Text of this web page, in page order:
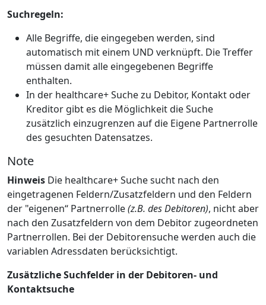
Suchregeln:
Alle Begriffe, die eingegeben werden, sind
automatisch mit einem UND verknüpft. Die Treffer
müssen damit alle eingegebenen Begriffe
enthalten.
In der healthcare+ Suche zu Debitor, Kontakt oder
Kreditor gibt es die Möglichkeit die Suche
zusätzlich einzugrenzen auf die Eigene Partnerrolle
des gesuchten Datensatzes.
Note
Hinweis Die healthcare+ Suche sucht nach den
eingetragenen Feldern/Zusatzfeldern und den Feldern
der "eigenen“ Partnerrolle(z.B. des Debitoren), nicht aber
nach den Zusatzfeldern von dem Debitor zugeordneten
Partnerrollen. Bei der Debitorensuche werden auch die
variablen Adressdaten berücksichtigt.
Zusätzliche Suchfelder in der Debitoren- und
Kontaktsuche